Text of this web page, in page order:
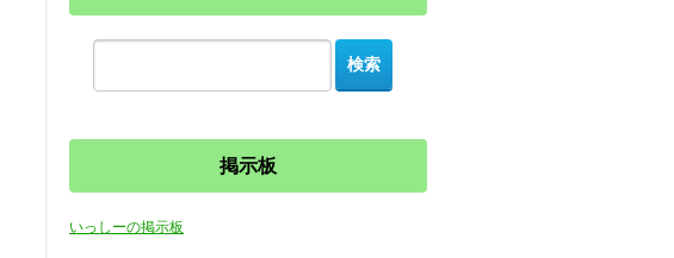
掲示板
いっしーの掲示板